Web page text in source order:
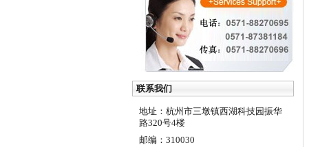
联系我们
地址：杭州市三墩镇西湖科技园振华
路320号4楼
邮编：310030